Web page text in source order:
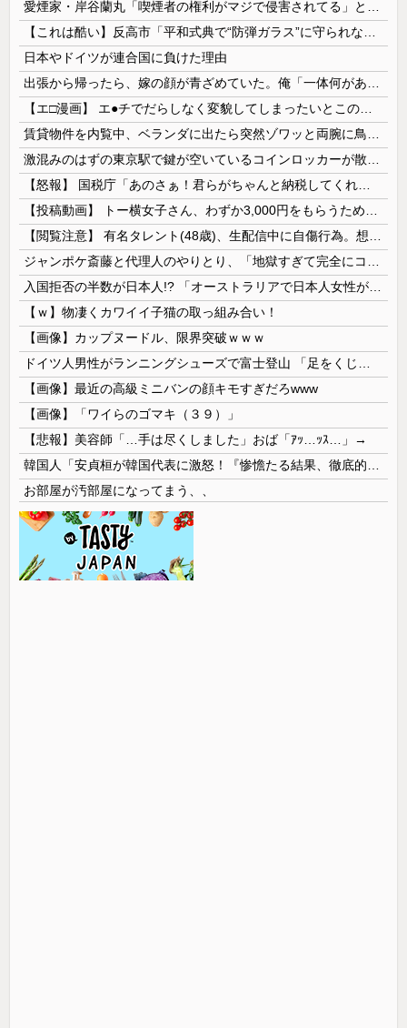
日本やドイツが連合国に負けた理由
【ｗ】物凄くカワイイ子猫の取っ組み合い！
【画像】カップヌードル、限界突破ｗｗｗ
【画像】最近の高級ミニバンの顔キモすぎだろwww
【画像】「ワイらのゴマキ（３９）」
【悲報】美容師「…手は尽くしました」おば「ｱｯ…ｯｽ…」→
お部屋が汚部屋になってまう、、